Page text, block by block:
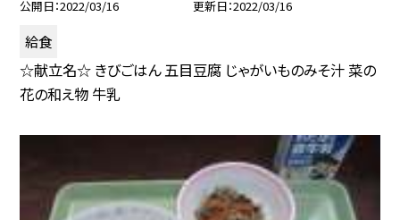
公開日 2022/03/16 更新日 2022/03/16
給食
☆献立名☆ きびごはん 五目豆腐 じゃがいものみそ汁 菜の
花の和え物 牛乳